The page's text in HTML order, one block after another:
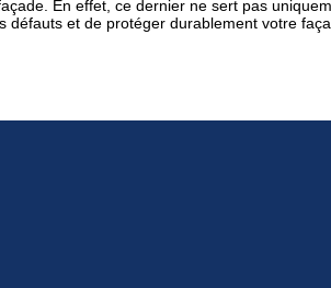
En effet, ce dernier ne sert pas
défauts et de protéger durablement votre